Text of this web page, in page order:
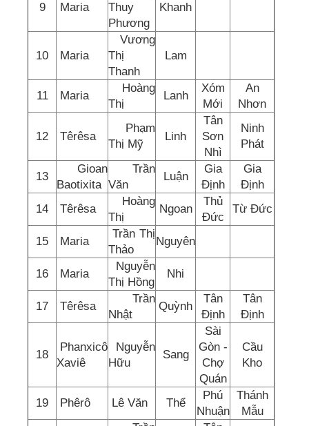
9 Maria
Thuy
Phương
Khanh
10 Maria
Vương
Thị
Thanh
Lam
11 Maria
Hoàng
Thị
Lanh
Xóm
Mới
An
Nhơn
12 Têrêsa
Phạm
Thị Mỹ
Linh
Tân
Sơn
Nhì
Ninh
Phát
13
Gioan
Baotixita
Trần
Văn
Luận
Gia
Định
Gia
Định
14
Têrêsa
Hoàng
Thị
Ngoan
Thủ
Đức
Từ Đức
15 Maria
Trần Thị
Thảo
Nguyên
16 Maria
Nguyễn
Thị Hồng
Nhi
17 Têrêsa
Trần
Nhật
Quỳnh
Tân
Định
Tân
Định
18
Phanxicô
Xaviê
Nguyễn
Hữu
Sang
Sài
Gòn -
Chợ
Quán
Cầu
Kho
19 Phêrô Lê Văn Thể
Phú
Nhuận
Thánh
Mẫu